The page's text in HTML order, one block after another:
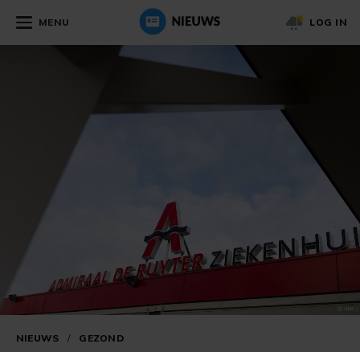
MENU LOG IN
NIEUWS / GEZOND